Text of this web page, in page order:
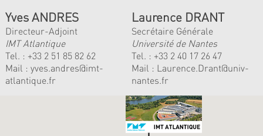
Yves ANDRES
Directeur-Adjoint
IMT Atlantique
Tel. : +33 2 51 85 82 62
Mail : yves.andres@imt-
atlantique.fr
Laurence DRANT
Secrétaire Générale
Université de Nantes
Tel. : +33 2 40 17 26 47
Mail : Laurence.Drant@univ-
nantes.fr